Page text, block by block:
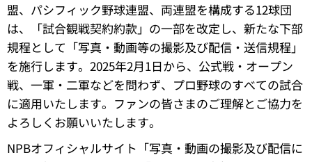
盟、パシフィック野球連盟、両連盟を構成する12球団
は、「試合観戦契約約款」の一部を改定し、新たな下部
規程として「写真・動画等の撮影及び配信・送信規程」
を施行します。2025年2月1日から、公式戦・オープン
戦、一軍・二軍などを問わず、プロ野球のすべての試合
に適用いたします。ファンの皆さまのご理解とご協力を
よろしくお願いいたします。
NPBオフィシャルサイト「写真・動画の撮影及び配信に